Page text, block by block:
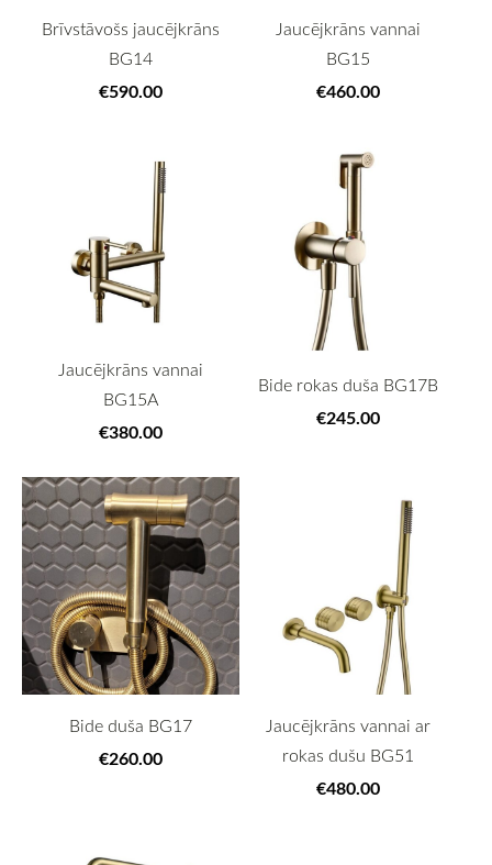
Brīvstāvošs jaucējkrāns
BG14
€590.00
Jaucējkrāns vannai
BG15
€460.00
Jaucējkrāns vannai
BG15A
€380.00
Bide rokas duša BG17B
€245.00
Bide duša BG17
€260.00
Jaucējkrāns vannai ar
rokas dušu BG51
€480.00